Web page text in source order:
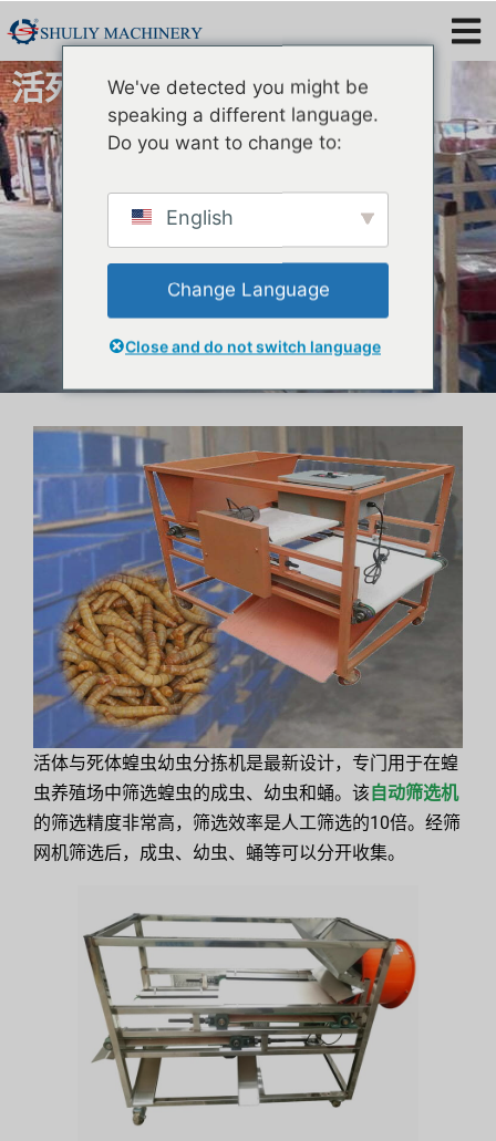
活死黄粉虫分选机
活体与死体蝗虫幼虫分拣机是最新设计，专门用于在蝗
虫养殖场中筛选蝗虫的成虫、幼虫和蛹。该自动筛选机
的筛选精度非常高，筛选效率是人工筛选的10倍。经筛
网机筛选后，成虫、幼虫、蛹等可以分开收集。
We've detected you might be
speaking a different language.
Do you want to change to:
English
Change Language
Close and do not switch language